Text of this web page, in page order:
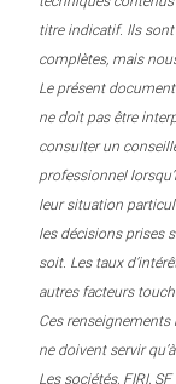
titre indicatif. Ils sont
complètes, mais
Le présent
ne doit pas être
consulter un
professionnel
leur situation
les décisions prises
soit. Les taux
autres facteurs
Ces
ne doivent servir
Les sociétés, FIRI,